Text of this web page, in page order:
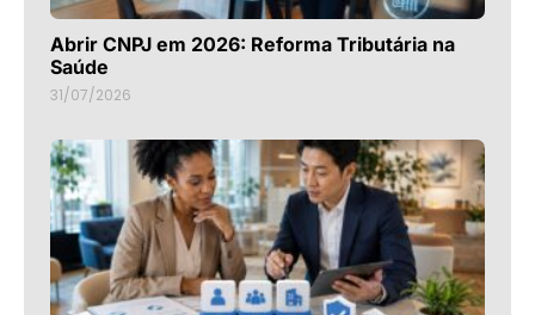
Abrir CNPJ em 2026: Reforma Tributária na
Saúde
31/07/2026